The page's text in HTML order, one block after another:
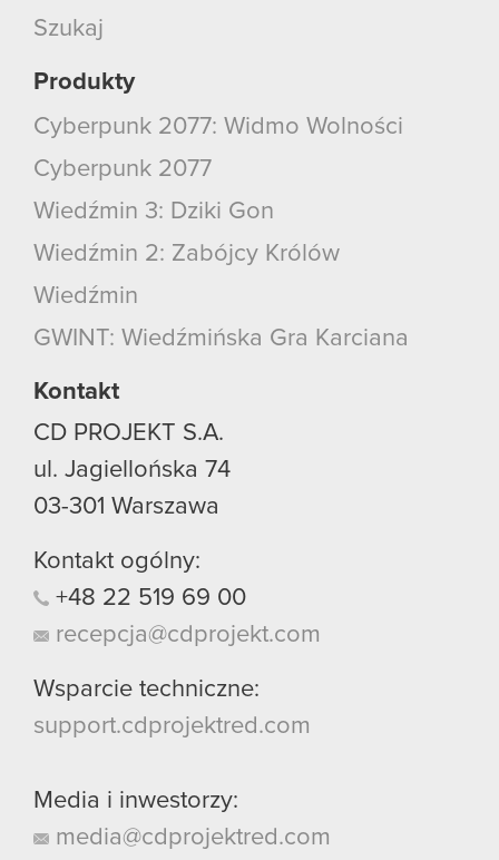
Szukaj
Produkty
Cyberpunk 2077: Widmo Wolności
Cyberpunk 2077
Wiedźmin 3: Dziki Gon
Wiedźmin 2: Zabójcy Królów
Wiedźmin
GWINT: Wiedźmińska Gra Karciana
Kontakt
CD PROJEKT S.A.
ul. Jagiellońska 74
03-301 Warszawa
Kontakt ogólny:
+48 22 519 69 00
recepcja@cdprojekt.com
Wsparcie techniczne:
support.cdprojektred.com
Media i inwestorzy:
media@cdprojektred.com